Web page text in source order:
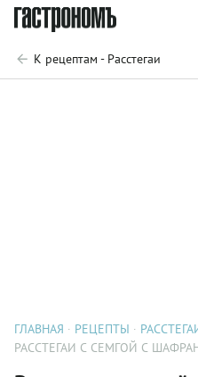
К рецептам - Расстегаи
ГЛАВНАЯ РЕЦЕПТЫ
РАССТЕГАИ С СЕМГОЙ С